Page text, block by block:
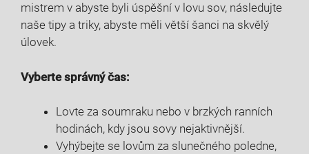
mistrem ⁤v abyste byli⁣ úspěšní v‍ lovu sov, následujte
naše⁣ tipy a triky, abyste měli ‌větší šanci na skvělý
úlovek.
Vyberte správný čas:
Lovte za soumraku nebo v‌ brzkých ranních⁢
hodinách, kdy jsou ‌sovy nejaktivnější.
Vyhýbejte ‍se lovům za slunečného poledne,